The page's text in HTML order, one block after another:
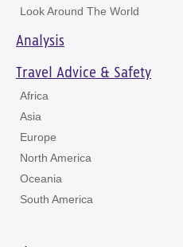
Look Around The World
Analysis
Travel Advice & Safety
Africa
Asia
Europe
North America
Oceania
South America